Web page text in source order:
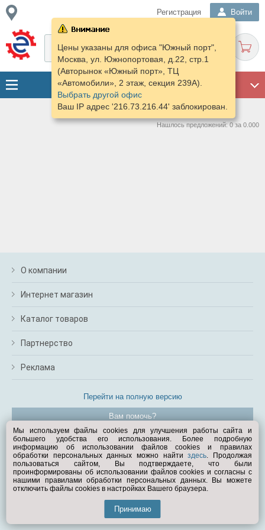
Регистрация Войти
Цены указаны для офиса "Южный порт",
Москва, ул. Южнопортовая, д.22, стр.1
(Авторынок «Южный порт», ТЦ
«Автомобили», 2 этаж, секция 239А).
Выбрать другой офис
Ваш IP адрес '216.73.216.44' заблокирован.
Нашлось предложений: 0 за 0.000
О компании
Интернет магазин
Каталог товаров
Партнерство
Реклама
Перейти на полную версию
Вам помочь?
© Exist.ru 1998—2026
Мы используем файлы cookies для улучшения работы сайта и
большего удобства его использования. Более подробную
информацию об использовании файлов cookies и правилах
обработки персональных данных можно найтиздесь. Продолжая
пользоваться сайтом, Вы подтверждаете, что были
проинформированы об использовании файлов cookies и согласны с
нашими правилами обработки персональных данных. Вы можете
отключить файлы cookies в настройках Вашего браузера.
Принимаю